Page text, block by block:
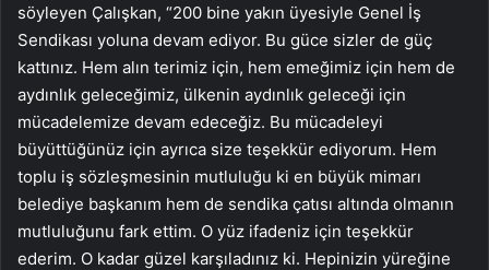
söyleyen Çalışkan, “200 bine yakın üyesiyle Genel İş
Sendikası yoluna devam ediyor. Bu güce sizler de güç
kattınız. Hem alın terimiz için, hem emeğimiz için hem de
aydınlık geleceğimiz, ülkenin aydınlık geleceği için
mücadelemize devam edeceğiz. Bu mücadeleyi
büyüttüğünüz için ayrıca size teşekkür ediyorum. Hem
toplu iş sözleşmesinin mutluluğu ki en büyük mimarı
belediye başkanım hem de sendika çatısı altında olmanın
mutluluğunu fark ettim. O yüz ifadeniz için teşekkür
ederim. O kadar güzel karşıladınız ki. Hepinizin yüreğine